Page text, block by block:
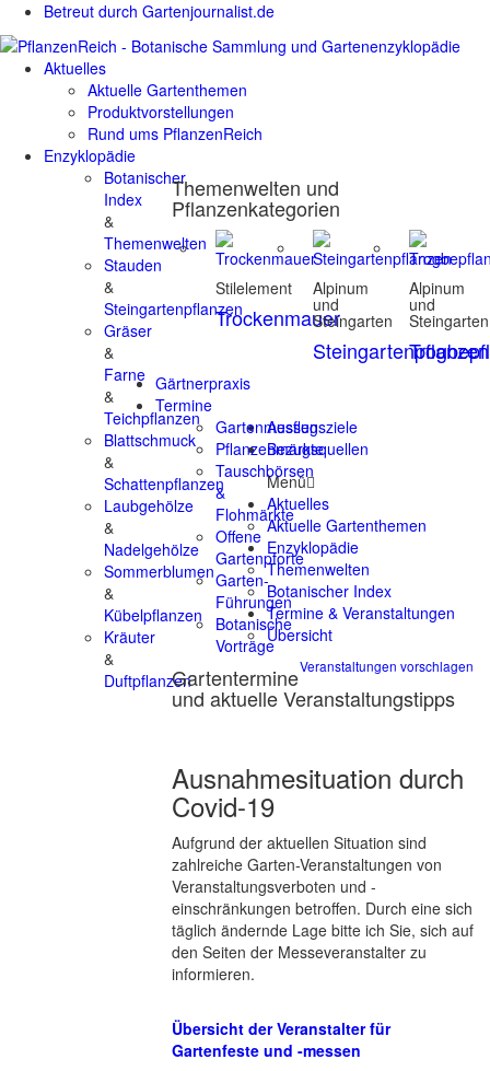
Betreut durch Gartenjournalist.de
Aktuelles
Aktuelle Gartenthemen
Produktvorstellungen
Rund ums PflanzenReich
Enzyklopädie
Botanischer
Index
&
Themenwelten
Stauden
&
Steingartenpflanzen
Gräser
&
Farne
&
Teichpflanzen
Blattschmuck
&
Schattenpflanzen
Laubgehölze
&
Nadelgehölze
Sommerblumen
&
Kübelpflanzen
Kräuter
&
Duftpflanzen
Themenwelten und
Pflanzenkategorien
Stilelement
Trockenmauer
Alpinum
und
Steingarten
Steingartenpflanzen
Alpinum
und
Steingarten
Gärtnerpraxis
Termine
Gartenmessen
Pflanzenmärkte
Tauschbörsen
&
Flohmärkte
Offene
Gartenpforte
Garten-
Führungen
Botanische
Vorträge
Veranstaltungen vorschlagen
Gartentermine
und aktuelle Veranstaltungstipps
Ausnahmesituation durch
Covid-19
Aufgrund der aktuellen Situation sind
zahlreiche Garten-Veranstaltungen von
Veranstaltungsverboten und -
einschränkungen betroffen. Durch eine sich
täglich ändernde Lage bitte ich Sie, sich auf
den Seiten der Messeveranstalter zu
informieren.
Übersicht der Veranstalter für
Gartenfeste und -messen
Ausflugsziele
Bezugsquellen
Menü
Aktuelles
Aktuelle Gartenthemen
Enzyklopädie
Themenwelten
Botanischer Index
Termine & Veranstaltungen
Übersicht